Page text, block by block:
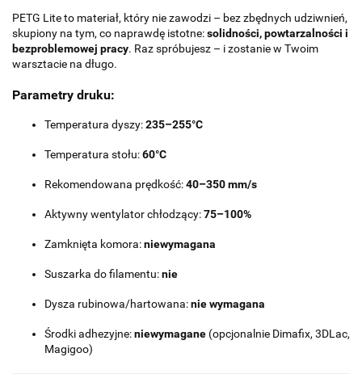
PETG Lite to materiał, który nie zawodzi – bez zbędnych udziwnień,
skupiony na tym, co naprawdę istotne:solidności, powtarzalności i
bezproblemowej pracy. Raz spróbujesz – i zostanie w Twoim
warsztacie na długo.
Parametry druku:
Temperatura dyszy:235–255°C
Temperatura stołu:60°C
Rekomendowana prędkość:40–350 mm/s
Aktywny wentylator chłodzący:75–100%
Zamknięta komora:niewymagana
Suszarka do filamentu:nie
Dysza rubinowa/hartowana:nie wymagana
Środki adhezyjne:niewymagane (opcjonalnie Dimafix, 3DLac,
Magigoo)